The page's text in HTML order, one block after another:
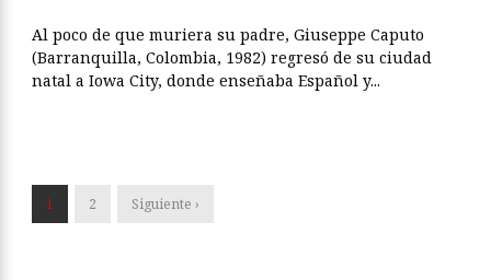
Al poco de que muriera su padre, Giuseppe Caputo
(Barranquilla, Colombia, 1982) regresó de su ciudad
natal a Iowa City, donde enseñaba Español y...
1 2 Siguiente ›